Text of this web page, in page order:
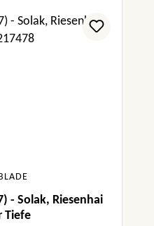
- Solak, Riesenhai
Tiefe